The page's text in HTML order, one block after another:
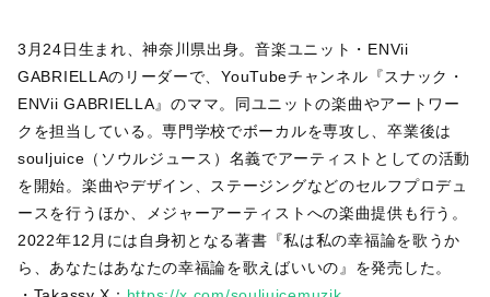
3月24日生まれ、神奈川県出身。音楽ユニット・ENVii
GABRIELLAのリーダーで、YouTubeチャンネル『スナック・
ENVii GABRIELLA』のママ。同ユニットの楽曲やアートワー
クを担当している。専門学校でボーカルを専攻し、卒業後は
souljuice（ソウルジュース）名義でアーティストとしての活動
を開始。楽曲やデザイン、ステージングなどのセルフプロデュ
ースを行うほか、メジャーアーティストへの楽曲提供も行う。
2022年12月には自身初となる著書『私は私の幸福論を歌うか
ら、あなたはあなたの幸福論を歌えばいいの』を発売した。